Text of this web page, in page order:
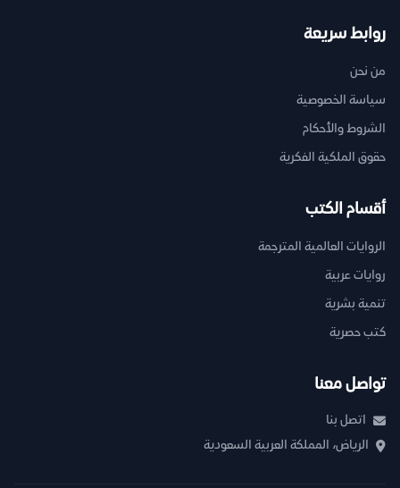
روابط سريعة
من نحن
سياسة الخصوصية
الشروط والأحكام
حقوق الملكية الفكرية
أقسام الكتب
الروايات العالمية المترجمة
روايات عربية
تنمية بشرية
كتب حصرية
تواصل معنا
اتصل بنا
الرياض، المملكة العربية السعودية